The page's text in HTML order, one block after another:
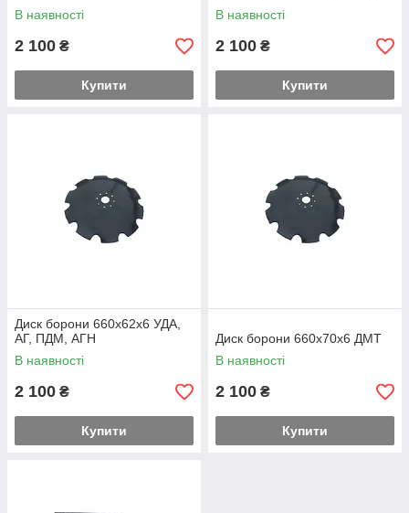
В наявності
2 100 ₴
Купити
В наявності
2 100 ₴
Купити
Диск борони 660х62х6 УДА,
АГ, ПДМ, АГН
В наявності
2 100 ₴
Купити
Диск борони 660х70х6 ДМТ
В наявності
2 100 ₴
Купити